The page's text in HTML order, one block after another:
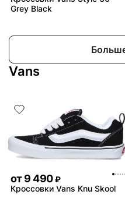
Grey Black
Vans
от9 490 ₽
Кроссовки Vans Knu Skool